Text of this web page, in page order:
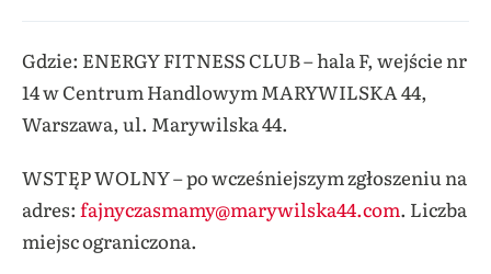
Gdzie: ENERGY FITNESS CLUB – hala F, wejście nr
14 w Centrum Handlowym MARYWILSKA 44,
Warszawa, ul. Marywilska 44.
WSTĘP WOLNY – po wcześniejszym zgłoszeniu na
adres: fajnyczasmamy@marywilska44.com. Liczba
miejsc ograniczona.